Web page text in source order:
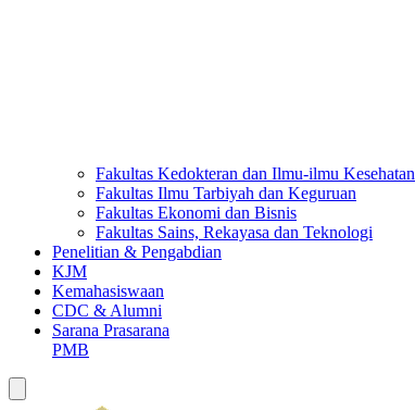
Fakultas Kedokteran dan Ilmu-ilmu Kesehatan
Fakultas Ilmu Tarbiyah dan Keguruan
Fakultas Ekonomi dan Bisnis
Fakultas Sains, Rekayasa dan Teknologi
Penelitian & Pengabdian
KJM
Kemahasiswaan
CDC & Alumni
Sarana Prasarana
PMB